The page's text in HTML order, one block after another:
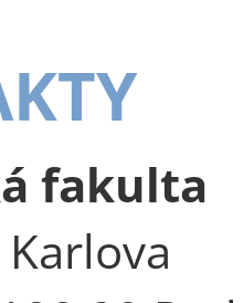
fakulta